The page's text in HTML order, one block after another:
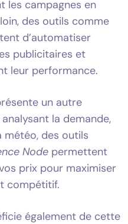
les campagnes en
des outils comme
d’automatiser
publicitaires et
leur performance.
un autre
analysant la demande,
météo, des outils
Node permettent
prix pour maximiser
compétitif.
également de cette